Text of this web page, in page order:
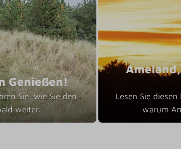
Genießen!
Sie, wie Sie den
weiter.
Lesen Sie
warum